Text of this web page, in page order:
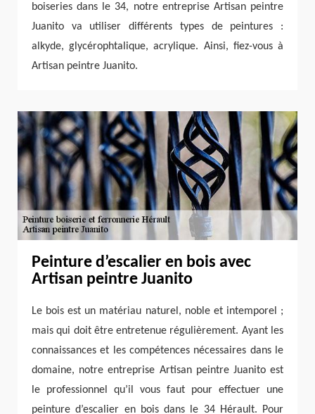
boiseries dans le 34, notre entreprise Artisan peintre
Juanito va utiliser différents types de peintures :
alkyde, glycérophtalique, acrylique. Ainsi, fiez-vous à
Artisan peintre Juanito.
Peinture d’escalier en bois avec
Artisan peintre Juanito
Le bois est un matériau naturel, noble et intemporel ;
mais qui doit être entretenue régulièrement. Ayant les
connaissances et les compétences nécessaires dans le
domaine, notre entreprise Artisan peintre Juanito est
le professionnel qu’il vous faut pour effectuer une
peinture d’escalier en bois dans le 34 Hérault. Pour